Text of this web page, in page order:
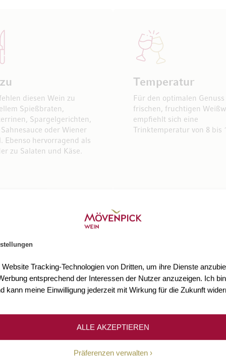
Tracking-Technologien von Dritten, um ihre Dienste
entsprechend der Interessen der Nutzer anzuzeigen. Ich
kann meine Einwilligung jederzeit mit Wirkung für die Zukunft
Präferenzen verwalten
ALLE AKZEPTIEREN
diesen Wein zu
Spießbraten,
Spargelgerichten,
oder Wiener
Ebenso hervorragend als
zu Salaten und Käse.
Temperatur
Für den optimalen Genuss
frischen, fruchtigen
empfiehlt sich eine
Trinktemperatur von 8 bis
Wein